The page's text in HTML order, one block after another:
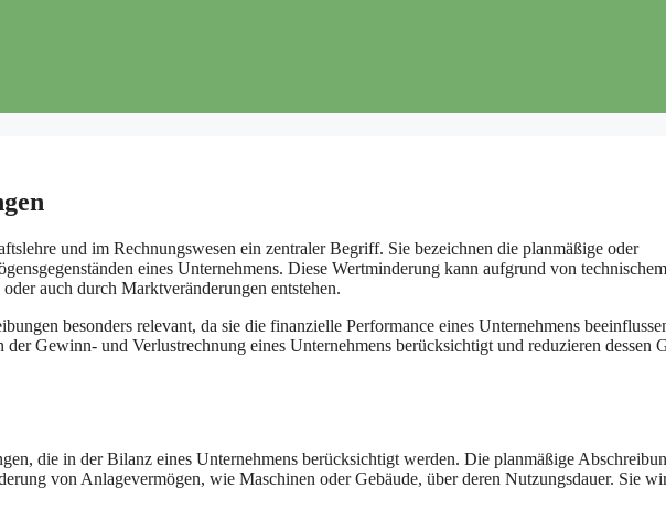
und im Rechnungswesen ein zentraler Begriff. Sie bezeichnen die planmäßige oder
eines Unternehmens. Diese Wertminderung kann aufgrund von technischem
auch durch Marktveränderungen entstehen.
besonders relevant, da sie die finanzielle Performance eines Unternehmens
Gewinn- und Verlustrechnung eines Unternehmens berücksichtigt und reduzieren dessen
die in der Bilanz eines Unternehmens berücksichtigt werden. Die planmäßige
von Anlagevermögen, wie Maschinen oder Gebäude, über deren Nutzungsdauer. Sie